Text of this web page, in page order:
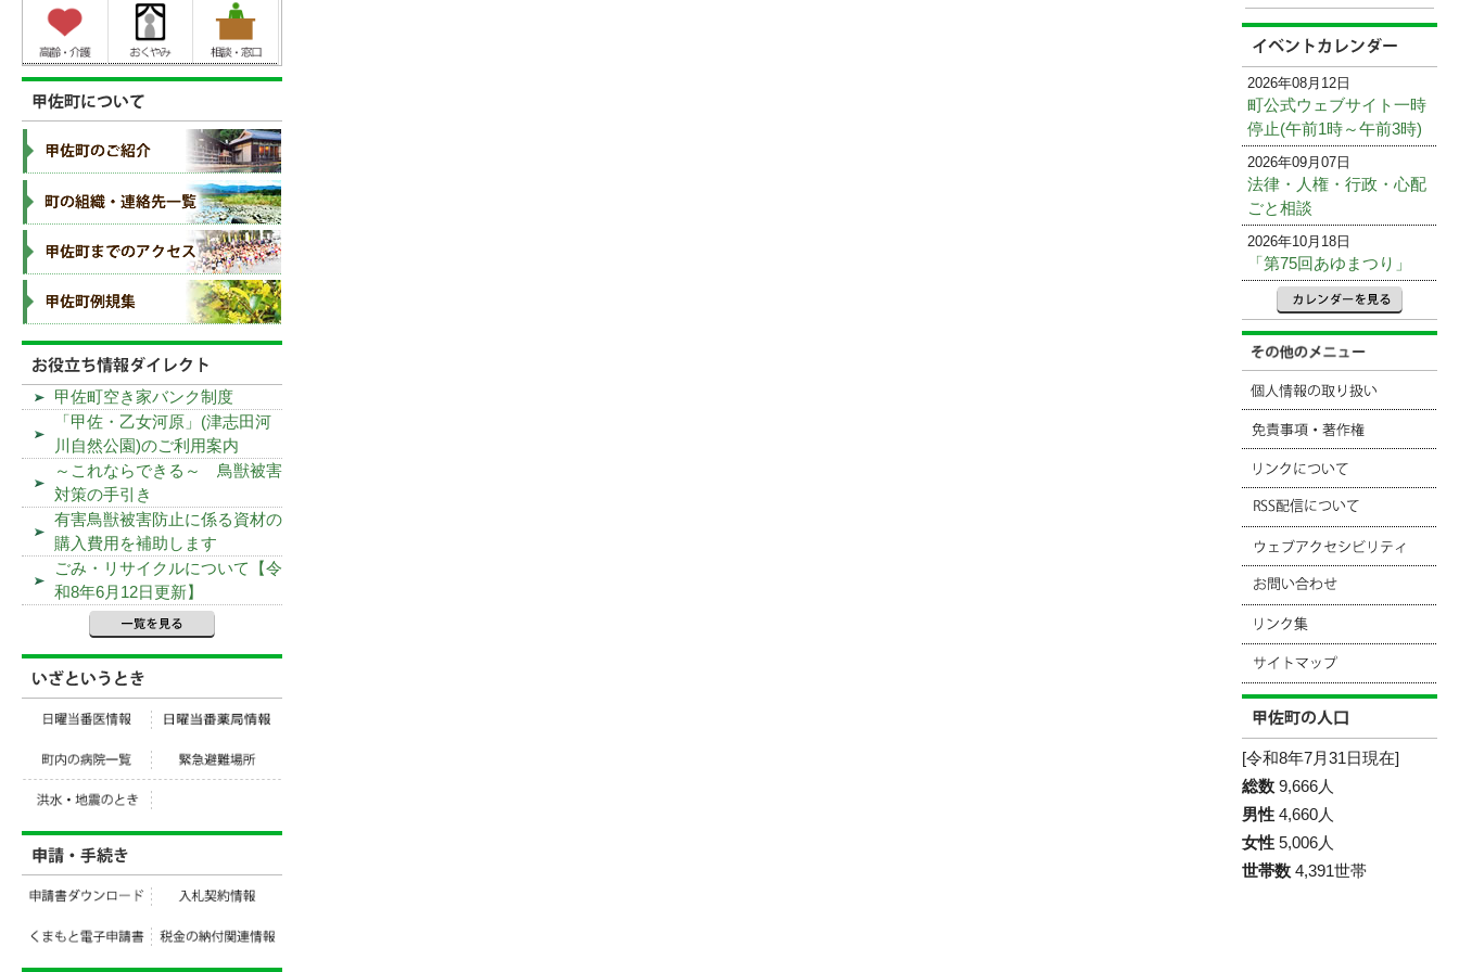
2026年08月12日
町公式ウェブサイト一時
停止(午前1時～午前3時)
2026年09月07日
法律・人権・行政・心配
ごと相談
2026年10月18日
「第75回あゆまつり」
[令和8年7月31日現在]
総数 9,666人
男性 4,660人
女性 5,006人
世帯数 4,391世帯
甲佐町空き家バンク制度
「甲佐・乙女河原」(津志田河
川自然公園)のご利用案内
～これならできる～ 鳥獣被害
対策の手引き
有害鳥獣被害防止に係る資材の
購入費用を補助します
ごみ・リサイクルについて【令
和8年6月12日更新】